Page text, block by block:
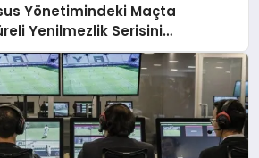
Yönetimindeki Maçta
Yenilmezlik Serisini